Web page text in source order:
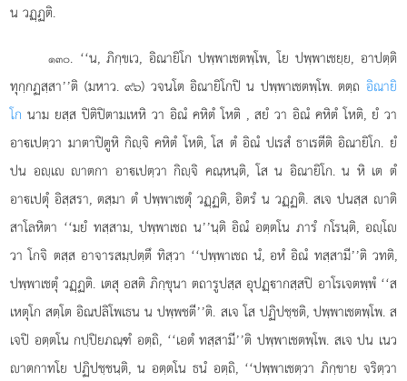
น วฏฺฏติ.
๑๓๐. ‘‘น, ภิกฺขเว, อิณายิโก ปพฺพาเชตพฺโพ, โย ปพฺพาเชยฺย, อาปตฺติ
ทุกฺกฏสฺสา’’ติ (มหาว. ๙๖) วจนโต อิณายิโกปิ น ปพฺพาเชตพฺโพ. ตตฺถ อิณายิ
โก นาม ยสฺส ปิติปิตามเหหิ วา อิณํ คหิตํ โหติ , สยํ วา อิณํ คหิตํ โหติ, ยํ วา
อาเปตฺวา มาตาปิตูหิ กิฺจิ คหิตํ โหติ, โส ตํ อิณํ ปเรสํ ธาเรตีติ อิณายิโก. ยํ
ปน อฺเ าตกา อาเปตฺวา กิฺจิ คณฺหนฺติ, โส น อิณายิโก. น หิ เต ตํ
อาเปตุํ อิสฺสรา, ตสฺมา ตํ ปพฺพาเชตุํ วฏฺฏติ, อิตรํ น วฏฺฏติ. สเจ ปนสฺส าติ
สาโลหิตา ‘‘มยํ ทสฺสาม, ปพฺพาเชถ น’’นฺติ อิณํ อตฺตโน ภารํ กโรนฺติ, อฺโ
วา โกจิ ตสฺส อาจารสมฺปตฺตึ ทิสฺวา ‘‘ปพฺพาเชถ นํ, อหํ อิณํ ทสฺสามี’’ติ วทติ,
ปพฺพาเชตุํ วฏฺฏติ. เตสุ อสติ ภิกฺขุนา ตถารูปสฺส อุปฏฺากสฺสปิ อาโรเจตพฺพํ ‘‘ส
เหตุโก สตฺโต อิณปลิโพเธน น ปพฺพชตี’’ติ. สเจ โส ปฏิปชฺชติ, ปพฺพาเชตพฺโพ. ส
เจปิ อตฺตโน กปฺปิยภณฺฑํ อตฺถิ, ‘‘เอตํ ทสฺสามี’’ติ ปพฺพาเชตพฺโพ. สเจ ปน เนว
าตกาทโย ปฏิปชฺชนฺติ, น อตฺตโน ธนํ อตฺถิ, ‘‘ปพฺพาเชตฺวา ภิกฺขาย จริตฺวา